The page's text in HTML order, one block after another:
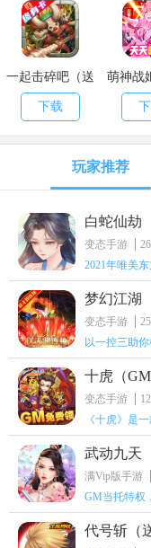
一起击碎吧（送
终身卡）
下载
萌神战
玩家推荐
白蛇仙劫
变态手游
2021年唯美
梦幻江湖
变态手游
以一控三助你
十虎（GM
变态手游
《十虎》是
武动九天
满Vip版手游
GM当托特权
代号斩（